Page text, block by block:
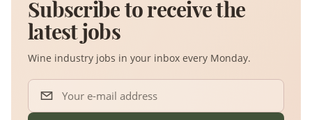
Subscribe to receive the
latest jobs
Wine industry jobs in your inbox every Monday.
Your e-mail address